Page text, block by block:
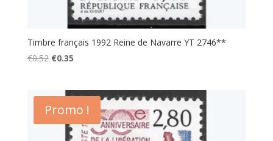
Timbre français 1992 Reine de Navarre YT 2746**
€0.52 Le
était :
€0.52.
€0.35Le
est :
€0.35.
Promo !